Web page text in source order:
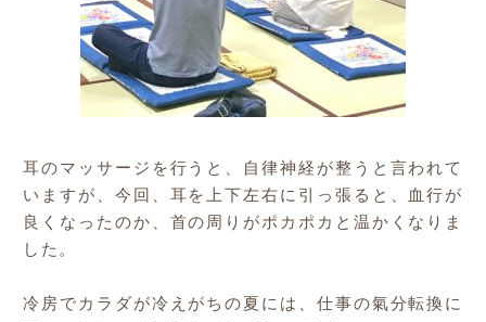
耳のマッサージを行うと、自律神経が整うと言われて
いますが、今回、耳を上下左右に引っ張ると、血行が
良くなったのか、首の周りがポカポカと温かくなりま
した。
冷房でカラダが冷えがちの夏には、仕事の氣分転換に